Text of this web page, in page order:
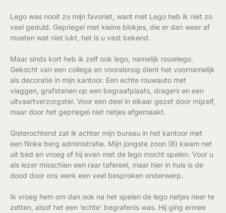
Lego was nooit zo mijn favoriet, want met Lego heb ik niet zo
veel geduld. Gepriegel met kleine blokjes, die er dan weer af
moeten wat niet lukt, het is u vast bekend.
Maar sinds kort heb ik zelf ook lego, namelijk rouwlego.
Gekocht van een collega en vooralsnog dient het voornamelijk
als decoratie in mijn kantoor. Een echte rouwauto met
vlaggen, grafstenen op een begraafplaats, dragers en een
uitvaartverzorgster. Voor een deel in elkaar gezet door mijzelf,
maar door het gepriegel niet netjes afgemaakt.
Gisterochtend zat ik achter mijn bureau in het kantoor met
een flinke berg administratie. Mijn jongste zoon (8) kwam net
uit bed en vroeg of hij even met de lego mocht spelen. Voor u
als lezer misschien een raar tafereel, maar hier in huis is de
dood door ons werk een veel besproken onderwerp.
Ik vroeg hem om dan ook na het spelen de lego netjes neer te
zetten, alsof het een ‘echte’ begrafenis was. Hij ging ermee